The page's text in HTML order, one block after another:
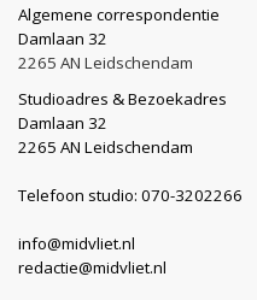
Algemene correspondentie
Damlaan 32
2265 AN Leidschendam
Studioadres & Bezoekadres
Damlaan 32
2265 AN Leidschendam
Telefoon studio: 070-3202266
info@midvliet.nl
redactie@midvliet.nl